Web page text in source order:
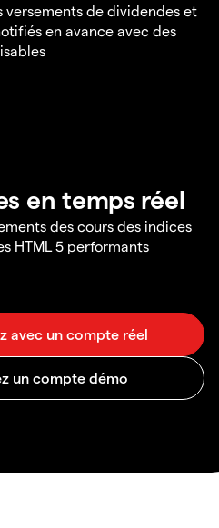
versements de dividendes et
en avance avec des
en temps réel
des cours des indices
HTML 5 performants